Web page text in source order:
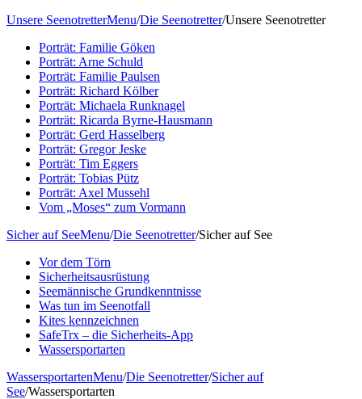
Unsere SeenotretterMenu/Die Seenotretter/Unsere Seenotretter
Porträt: Familie Göken
Porträt: Arne Schuld
Porträt: Familie Paulsen
Porträt: Richard Kölber
Porträt: Michaela Runknagel
Porträt: Ricarda Byrne-Hausmann
Porträt: Gerd Hasselberg
Porträt: Gregor Jeske
Porträt: Tim Eggers
Porträt: Tobias Pütz
Porträt: Axel Mussehl
Vom „Moses“ zum Vormann
Sicher auf SeeMenu/Die Seenotretter/Sicher auf See
Vor dem Törn
Sicherheitsausrüstung
Seemännische Grundkenntnisse
Was tun im Seenotfall
Kites kennzeichnen
SafeTrx – die Sicherheits-App
Wassersportarten
WassersportartenMenu/Die Seenotretter/Sicher auf
See/Wassersportarten